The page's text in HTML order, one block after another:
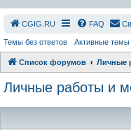
СGIG.RU FAQ
Темы без ответов Активные темы
Список форумов Личные
Личные работы и